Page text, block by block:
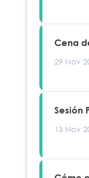
Cena
29 Nov
Sesión
13 Nov